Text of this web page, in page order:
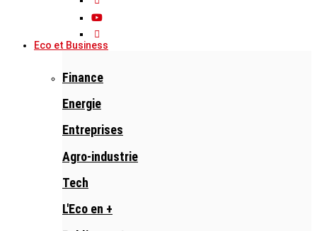
Eco et Business
Finance
Energie
Entreprises
Agro-industrie
Tech
L'Eco en +